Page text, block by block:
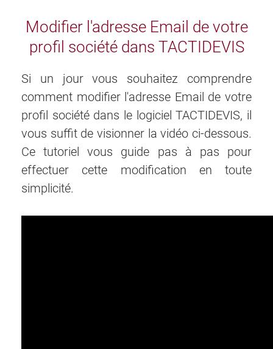
Modifier l'adresse Email de votre
profil société dans TACTIDEVIS
Si un jour vous souhaitez comprendre
comment modifier l'adresse Email de votre
profil société dans le logiciel TACTIDEVIS, il
vous suffit de visionner la vidéo ci-dessous.
Ce tutoriel vous guide pas à pas pour
effectuer cette modification en toute
simplicité.